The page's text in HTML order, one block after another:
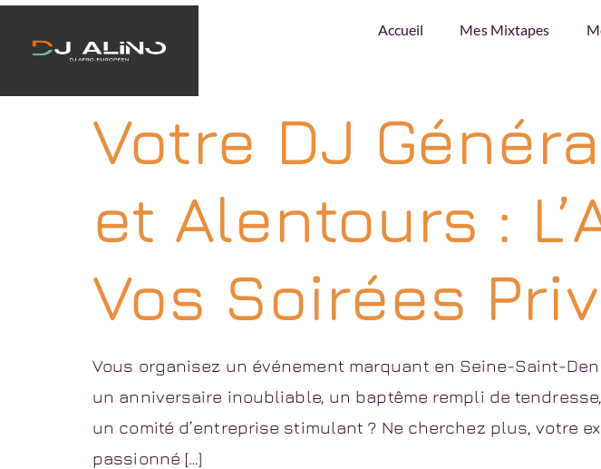
Accueil Mes Mixtapes
Étiquette : dj
Votre DJ
et Alentours :
Vos Soirées
Vous organisez un événement marquant en Seine-Saint-
un anniversaire inoubliable, un baptême rempli de
un comité d’entreprise stimulant ? Ne cherchez plus, votre
passionné […]